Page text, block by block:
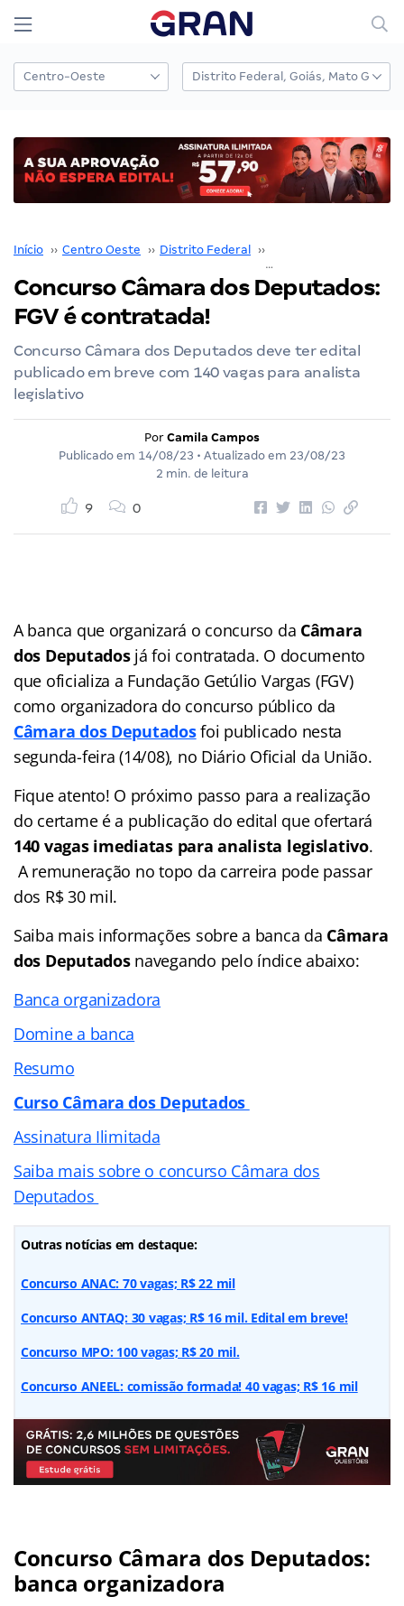
Início ›› Centro Oeste ›› Distrito Federal ››
Concurso Câmara dos Deputados:
FGV é contratada!
Concurso Câmara dos Deputados deve ter edital
publicado em breve com 140 vagas para analista
legislativo
Por Camila Campos
Publicado em 14/08/23 • Atualizado em 23/08/23
2 min. de leitura
9 0
A banca que organizará o concurso da Câmara
dos Deputados já foi contratada. O documento
que oficializa a Fundação Getúlio Vargas (FGV)
como organizadora do concurso público da
Câmara dos Deputadosfoi publicado nesta
segunda-feira (14/08), no Diário Oficial da União.
Fique atento! O próximo passo para a realização
do certame é a publicação do edital que ofertará
140 vagas imediatas para analista legislativo.
A remuneração no topo da carreira pode passar
dos R$ 30 mil.
Saiba mais informações sobre a banca da Câmara
dos Deputadosnavegando pelo índice abaixo:
Banca organizadora
Domine a banca
Resumo
Curso Câmara dos Deputados
Assinatura Ilimitada
Saiba mais sobre o concurso Câmara dos
Deputados
Outras notícias em destaque:
Concurso ANAC: 70 vagas; R$ 22 mil
Concurso ANTAQ: 30 vagas; R$ 16 mil. Edital em breve!
Concurso MPO: 100 vagas; R$ 20 mil.
Concurso ANEEL: comissão formada! 40 vagas; R$ 16 mil
Concurso Câmara dos Deputados:
banca organizadora